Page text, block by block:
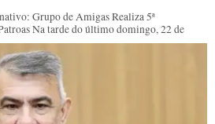
Grupo de Amigas Realiza 5ª
Na tarde do último domingo, 22 de